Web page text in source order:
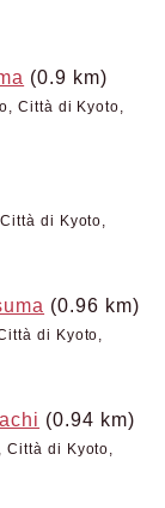
(0.9 km)
Città di Kyoto,
di Kyoto,
(0.96 km)
di Kyoto,
(0.94 km)
di Kyoto,